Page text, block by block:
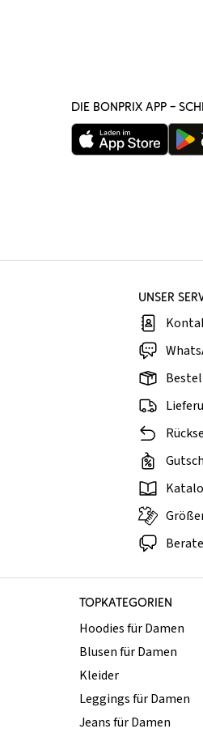
DIE BONPRIX APP –
UNSER
TOPKATEGORIEN
Hoodies für Damen
Blusen für Damen
Kleider
Leggings für Damen
Jeans für Damen